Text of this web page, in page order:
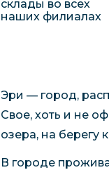
склады во всех
наших филиалах
Эри — город,
Свое, хоть и не
озера, на берегу
В городе